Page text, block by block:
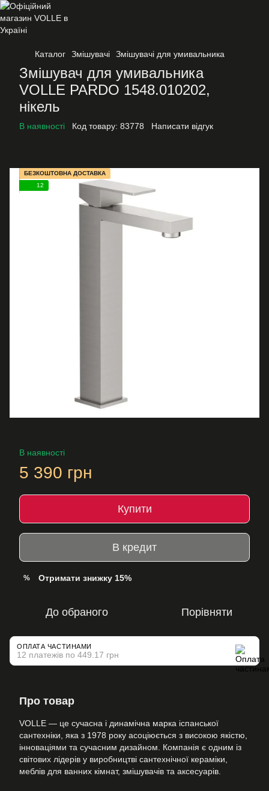
Каталог Змішувачі Змішувачі для умивальника
Змішувач для умивальника
VOLLE PARDO 1548.010202,
нікель
В наявності Код товару: 83778 Написати відгук
БЕЗКОШТОВНА ДОСТАВКА
12
В наявності
5 390 грн
Купити
В кредит
% Отримати знижку 15%
До обраного Порівняти
ОПЛАТА ЧАСТИНАМИ
12 платежів по 449.17 грн
Про товар
VOLLE — це сучасна і динамічна марка іспанської
сантехніки, яка з 1978 року асоціюється з високою якістю,
інноваціями та сучасним дизайном. Компанія є одним із
світових лідерів у виробництві сантехнічної кераміки,
меблів для ванних кімнат, змішувачів та аксесуарів.